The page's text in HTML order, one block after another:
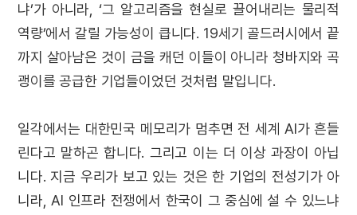
냐’가 아니라, ‘그 알고리즘을 현실로 끌어내리는 물리적
역량’에서 갈릴 가능성이 큽니다. 19세기 골드러시에서 끝
까지 살아남은 것이 금을 캐던 이들이 아니라 청바지와 곡
괭이를 공급한 기업들이었던 것처럼 말입니다.
일각에서는 대한민국 메모리가 멈추면 전 세계 AI가 흔들
린다고 말하곤 합니다. 그리고 이는 더 이상 과장이 아닙
니다. 지금 우리가 보고 있는 것은 한 기업의 전성기가 아
니라, AI 인프라 전쟁에서 한국이 그 중심에 설 수 있느냐